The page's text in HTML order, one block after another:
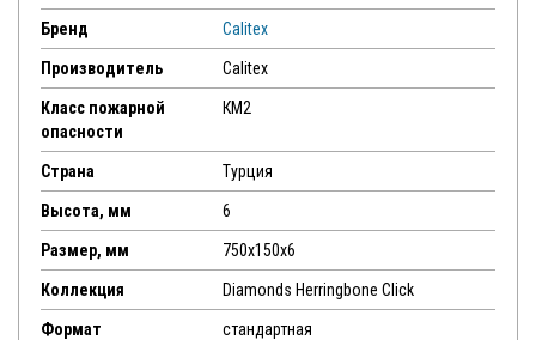
Бренд Calitex
Производитель Calitex
Класс пожарной
опасности
КМ2
Страна Турция
Высота, мм 6
Размер, мм 750x150x6
Коллекция Diamonds Herringbone Click
Формат стандартная